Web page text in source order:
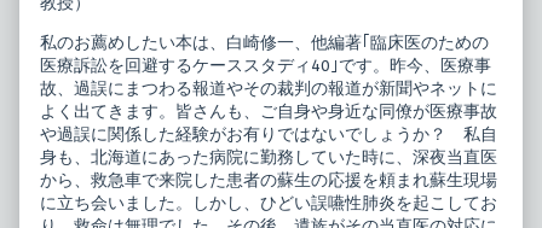
訟
回
避
る
ケ
ー
ス
ス
タ
デ
め
の
医
療
訴
訟
を
回
避
す
私のお薦めしたい本は、白崎修一、他編著｢臨床医のための
医療訴訟を回避するケーススタディ40｣です。昨今、医療事
故、過誤にまつわる報道やその裁判の報道が新聞やネットに
よく出てきます。皆さんも、ご自身や身近な同僚が医療事故
や過誤に関係した経験がお有りではないでしょうか？ 私自
身も、北海道にあった病院に勤務していた時に、深夜当直医
から、救急車で来院した患者の蘇生の応援を頼まれ蘇生現場
に立ち会いました。しかし、ひどい誤嚥性肺炎を起こしてお